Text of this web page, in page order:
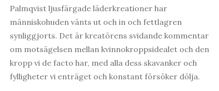
Palmqvist ljusfärgade läderkreationer har
människohuden vänts ut och in och fettlagren
synliggjorts. Det är kreatörens svidande kommentar
om motsägelsen mellan kvinnokroppsidealet och den
kropp vi de facto har, med alla dess skavanker och
fylligheter vi enträget och konstant försöker dölja.